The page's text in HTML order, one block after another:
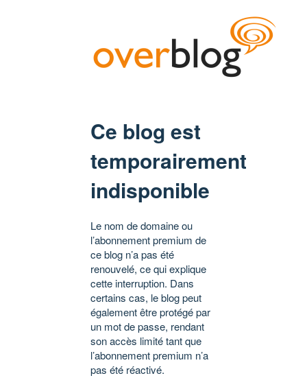
Ce blog est
temporairement
indisponible
Le nom de domaine ou
l’abonnement premium de
ce blog n’a pas été
renouvelé, ce qui explique
cette interruption. Dans
certains cas, le blog peut
également être protégé par
un mot de passe, rendant
son accès limité tant que
l’abonnement premium n’a
pas été réactivé.